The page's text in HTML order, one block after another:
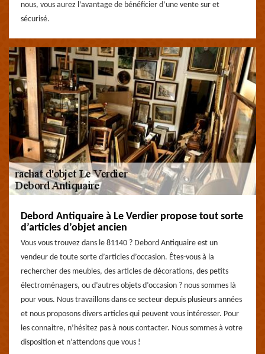
nous, vous aurez l’avantage de bénéficier d’une vente sur et
sécurisé.
Debord Antiquaire à Le Verdier propose tout sorte
d’articles d’objet ancien
Vous vous trouvez dans le 81140 ? Debord Antiquaire est un
vendeur de toute sorte d’articles d’occasion. Êtes-vous à la
rechercher des meubles, des articles de décorations, des petits
électroménagers, ou d’autres objets d’occasion ? nous sommes là
pour vous. Nous travaillons dans ce secteur depuis plusieurs années
et nous proposons divers articles qui peuvent vous intéresser. Pour
les connaitre, n’hésitez pas à nous contacter. Nous sommes à votre
disposition et n’attendons que vous !